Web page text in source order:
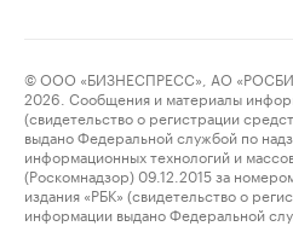
© ООО «БИЗНЕСПРЕСС», АО
2026. Сообщения и материалы
(свидетельство о регистрации
выдано Федеральной службой по
информационных технологий и
(Роскомнадзор) 09.12.2015 за
издания «РБК» (свидетельство о
информации выдано Федеральной